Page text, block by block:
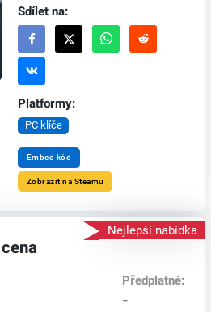
mimořádnou grafikou, fyzikou
a autentickými bojovými sy...
Sdílet na:
Platformy:
PC klíče
Embed kód
Zobrazit na Steamu
Nejlepší nabídka
Předplatné:
-